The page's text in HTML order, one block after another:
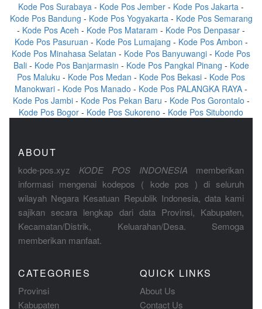
Kode Pos Surabaya - Kode Pos Jember - Kode Pos Jakarta -
Kode Pos Bandung - Kode Pos Yogyakarta- Kode Pos Semarang
- Kode Pos Aceh - Kode Pos Mataram - Kode Pos Denpasar -
Kode Pos Pasuruan - Kode Pos Lumajang - Kode Pos Ambon -
Kode Pos Minahasa Selatan - Kode Pos Banyuwangi - Kode Pos
Bali- Kode Pos Banjarmasin - Kode Pos Pangkal Pinang - Kode
Pos Maluku - Kode Pos Medan - Kode Pos Bekasi - Kode Pos
Manokwari - Kode Pos Manado - Kode Pos PALANGKA RAYA -
Kode Pos Jambi- Kode Pos Pekan Baru - Kode Pos Gorontalo -
Kode Pos Bogor - Kode Pos Sukoreno - Kode Pos Situbondo
ABOUT
kode-pos.xyz KODE POS INDONESIA memberikan
informasi mengenai kodepos ( kode pos ) di seluruh
wilayah Negara Kesatuan Republik Indonesia, data kami
sajikan secara lengkap dari data Provinsi, Kabupaten,
Kecamatan/Distrik, Keluarahan/Desa. Semoga
memberikan manfaat.
CATEGORIES
Provinsi
Kabupaten
QUICK LINKS
About Us
Contact Us